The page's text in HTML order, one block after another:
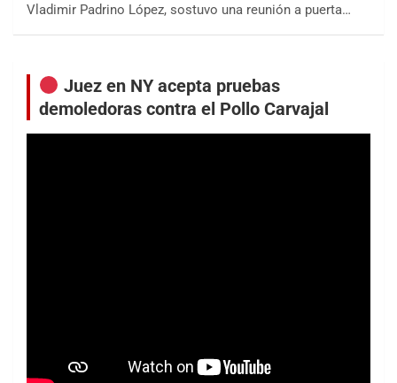
Vladimir Padrino López, sostuvo una reunión a puerta…
Juez en NY acepta pruebas
demoledoras contra el Pollo Carvajal